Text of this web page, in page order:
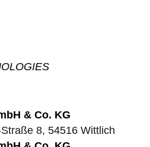
& Co. KG
8, 54516 Wittlich